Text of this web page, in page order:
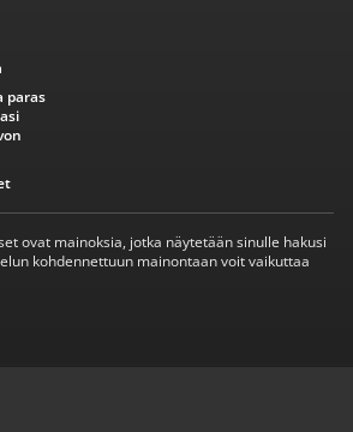
paras
ovat mainoksia, jotka näytetään sinulle hakusi
kohdennettuun mainontaan voit vaikuttaa